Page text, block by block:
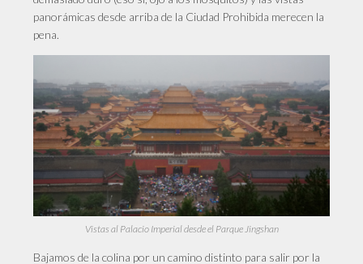
panorámicas desde arriba de la Ciudad Prohibida merecen la
pena.
Vistas al Palacio Imperial desde el Parque Jingshan
Bajamos de la colina por un camino distinto para salir por la